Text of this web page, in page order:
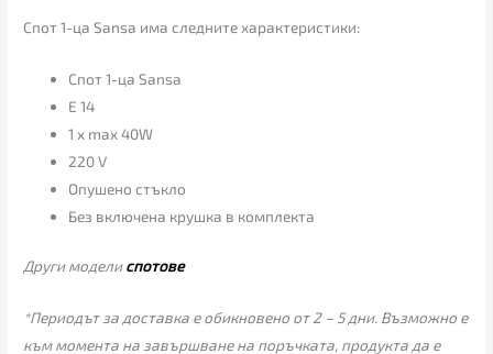
Спот 1-ца Sansa има следните характеристики:
Спот 1-ца Sansa
E 14
1 x max 40W
220 V
Опушено стъкло
Без включенa крушкa в комплекта
Други моделиспотове
*Периодът за доставка е обикновено от 2 – 5 дни. Възможно е
към момента на завършване на поръчката, продукта да е